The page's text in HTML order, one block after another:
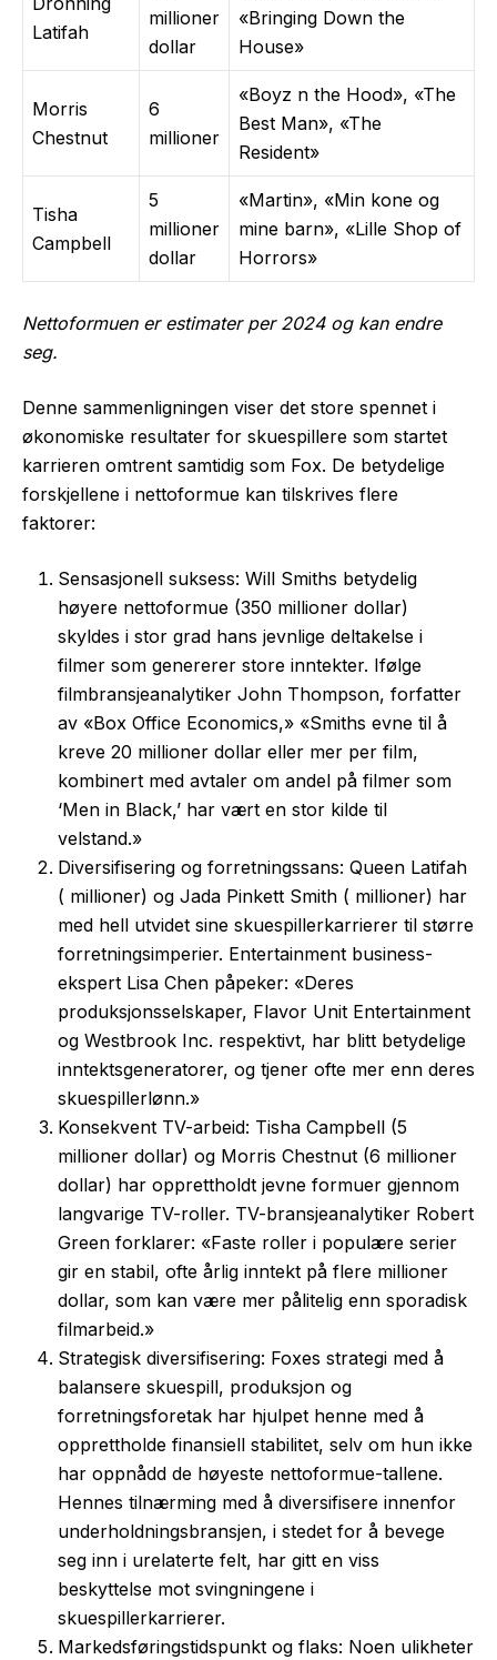
Latifah
millioner
dollar
«Bringing Down the
House»
Morris
Chestnut
6
millioner
«Boyz n the Hood», «The
Best Man», «The
Resident»
Tisha
Campbell
5
millioner
dollar
«Martin», «Min kone og
mine barn», «Lille Shop of
Horrors»
Nettoformuen er estimater per 2024 og kan endre
seg.
Denne sammenligningen viser det store spennet i
økonomiske resultater for skuespillere som startet
karrieren omtrent samtidig som Fox. De betydelige
forskjellene i nettoformue kan tilskrives flere
faktorer:
Sensasjonell suksess: Will Smiths betydelig
høyere nettoformue (350 millioner dollar)
skyldes i stor grad hans jevnlige deltakelse i
filmer som genererer store inntekter. Ifølge
filmbransjeanalytiker John Thompson, forfatter
av «Box Office Economics,» «Smiths evne til å
kreve 20 millioner dollar eller mer per film,
kombinert med avtaler om andel på filmer som
‘Men in Black,’ har vært en stor kilde til
velstand.»
Diversifisering og forretningssans: Queen Latifah
( millioner) og Jada Pinkett Smith ( millioner) har
med hell utvidet sine skuespillerkarrierer til større
forretningsimperier. Entertainment business-
ekspert Lisa Chen påpeker: «Deres
produksjonsselskaper, Flavor Unit Entertainment
og Westbrook Inc. respektivt, har blitt betydelige
inntektsgeneratorer, og tjener ofte mer enn deres
skuespillerlønn.»
Konsekvent TV-arbeid: Tisha Campbell (5
millioner dollar) og Morris Chestnut (6 millioner
dollar) har opprettholdt jevne formuer gjennom
langvarige TV-roller. TV-bransjeanalytiker Robert
Green forklarer: «Faste roller i populære serier
gir en stabil, ofte årlig inntekt på flere millioner
dollar, som kan være mer pålitelig enn sporadisk
filmarbeid.»
Strategisk diversifisering: Foxes strategi med å
balansere skuespill, produksjon og
forretningsforetak har hjulpet henne med å
opprettholde finansiell stabilitet, selv om hun ikke
har oppnådd de høyeste nettoformue-tallene.
Hennes tilnærming med å diversifisere innenfor
underholdningsbransjen, i stedet for å bevege
seg inn i urelaterte felt, har gitt en viss
beskyttelse mot svingningene i
skuespillerkarrierer.
Markedsføringstidspunkt og flaks: Noen ulikheter